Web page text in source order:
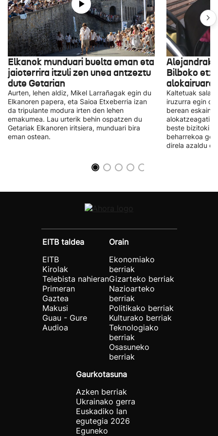
Elkanok munduari buelta eman eta
jaioterrira itzuli zen unea antzeztu
dute Getarian
Aurten, lehen aldiz, Mikel Larrañagak egin du
Elkanoren papera, eta Saioa Etxeberria izan
da tripulante modura irten den lehen
emakumea. Lau urterik behin ospatzen du
Getariak Elkanoren iritsiera, munduari bira
eman ostean.
Alejandrak
Bilboko
Kaltetuak
iruzurra egin
berean
alokatzeagatik.
beste bizitoki
beharrekoa
direla azaldu
EITB taldea
EITB
Kirolak
Telebista nahieran
Primeran
Gaztea
Makusi
Guau - Gure
Audioa
Orain
Ekonomiako
berriak
Gizarteko berriak
Nazioarteko
berriak
Politikako berriak
Kulturako berriak
Teknologiako
berriak
Osasuneko
berriak
Gaurkotasuna
Azken berriak
Ukrainako gerra
Euskadiko lan
egutegia 2026
Eguneko